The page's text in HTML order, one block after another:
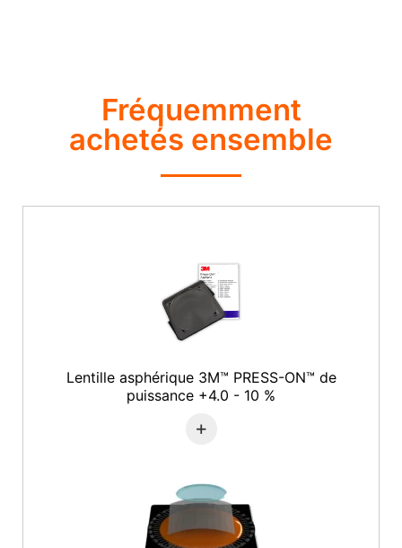
Fréquemment
achetés ensemble
Lentille asphérique 3M™ PRESS-ON™ de
puissance +4.0 - 10 %
+